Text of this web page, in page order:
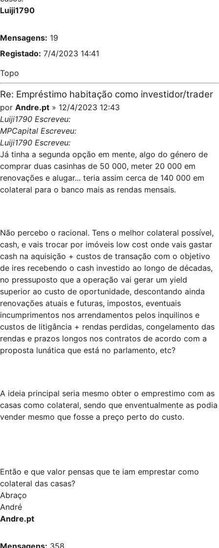
Luiji1790
Mensagens: 19
Registado: 7/4/2023 14:41
Topo
Re: Empréstimo habitação como investidor/trader
por Andre.pt » 12/4/2023 12:43
Luiji1790 Escreveu:
MPCapital Escreveu:
Luiji1790 Escreveu:
Já tinha a segunda opção em mente, algo do género de
comprar duas casinhas de 50 000, meter 20 000 em
renovações e alugar... teria assim cerca de 140 000 em
colateral para o banco mais as rendas mensais.
Não percebo o racional. Tens o melhor colateral possível,
cash, e vais trocar por imóveis low cost onde vais gastar
cash na aquisição + custos de transação com o objetivo
de ires recebendo o cash investido ao longo de décadas,
no pressuposto que a operação vai gerar um yield
superior ao custo de oportunidade, descontando ainda
renovações atuais e futuras, impostos, eventuais
incumprimentos nos arrendamentos pelos inquilinos e
custos de litigância + rendas perdidas, congelamento das
rendas e prazos longos nos contratos de acordo com a
proposta lunática que está no parlamento, etc?
A ideia principal seria mesmo obter o emprestimo com as
casas como colateral, sendo que enventualmente as podia
vender mesmo que fosse a preço perto do custo.
Então e que valor pensas que te iam emprestar como
colateral das casas?
Abraço
André
Andre.pt